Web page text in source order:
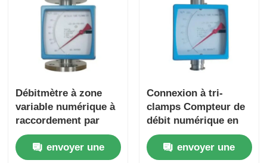
Contrôle de la qualité
Contact
Systèmes de référencement
Adoucisseur d'eau
Débitmètre à zone
variable numérique à
raccordement par
bride, tube
métallique, mesurant
envoyer une
Connexion à tri-
clamps Compteur de
débit numérique en
acier inoxydable
haute pression zone
envoyer une